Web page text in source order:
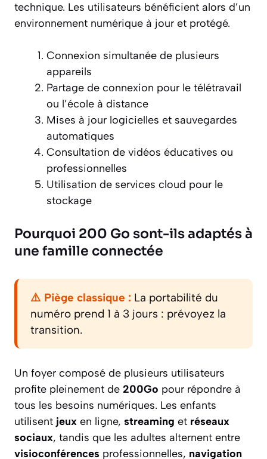
technique. Les utilisateurs bénéficient alors d’un
environnement numérique à jour et protégé.
Connexion simultanée de plusieurs
appareils
Partage de connexion pour le télétravail
ou l’école à distance
Mises à jour logicielles et sauvegardes
automatiques
Consultation de vidéos éducatives ou
professionnelles
Utilisation de services cloud pour le
stockage
Pourquoi 200 Go sont-ils adaptés à
une famille connectée
⚠️ Piège classique : La portabilité du
numéro prend 1 à 3 jours : prévoyez la
transition.
Un foyer composé de plusieurs utilisateurs
profite pleinement de 200Go pour répondre à
tous les besoins numériques. Les enfants
utilisent jeux en ligne, streaming et réseaux
sociaux, tandis que les adultes alternent entre
visioconférences professionnelles, navigation